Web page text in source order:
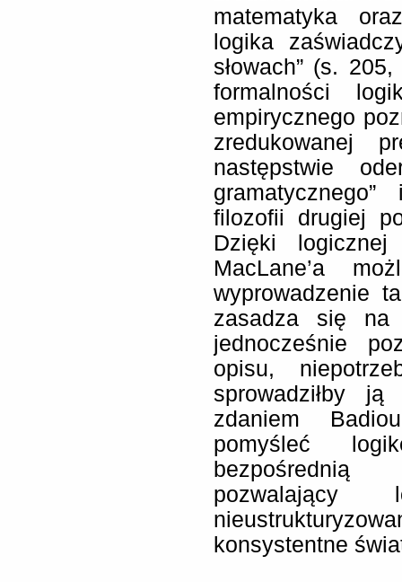
matematyka
logika
słowach” (s.
formalności
empirycznego
zredukowanej
następstwie
filozofii drugiej
Dzięki
MacLane’a
wyprowadzenie
zasadza się
jednocześnie
opisu,
sprowadziłby
zdaniem
pomyśleć
pozwalający
konsystentne